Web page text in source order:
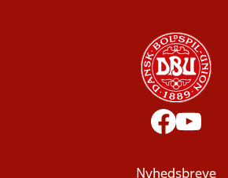
Nyhedsbreve